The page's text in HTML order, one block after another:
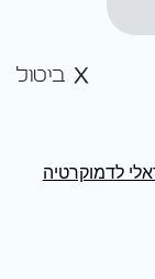
ביטול
לדמוקרטיה